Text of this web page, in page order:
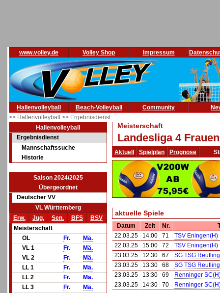
www.volley.de Volley Shop Impressum
Hallenvolleyball Beach-Volleyball Community
>> Hallenvolleyball >> Ergebnisdienst
Hallenvolleyball
Ergebnisdienst
Mannschaftssuche
Historie
Saison 2024/2025
Übergeordnet
Deutscher VV
VL Württemberg
Erw.
Jug. Sen. BFS
BSV
Meisterschaft
OL
Fr.
Mä.
VL 1
Fr.
Mä.
VL 2
Fr.
Mä.
LL 1
Fr.
Mä.
LL 2
Fr.
Mä.
LL 3
Fr.
Mä.
Meisterschaft
Landesliga 4
Aktuell Spielplan Prognose
aktuelle Spiele
Datum Zeit Nr.
22.03.25
14:00 71
TSV Eningen(H)
22.03.25
15:00 72
TSV Eningen(H)
23.03.25
12:30 67
SG TSG
23.03.25
13:30 68
SG TSG
23.03.25
13:30 69
Renninger
23.03.25
14:30 70 Renninger